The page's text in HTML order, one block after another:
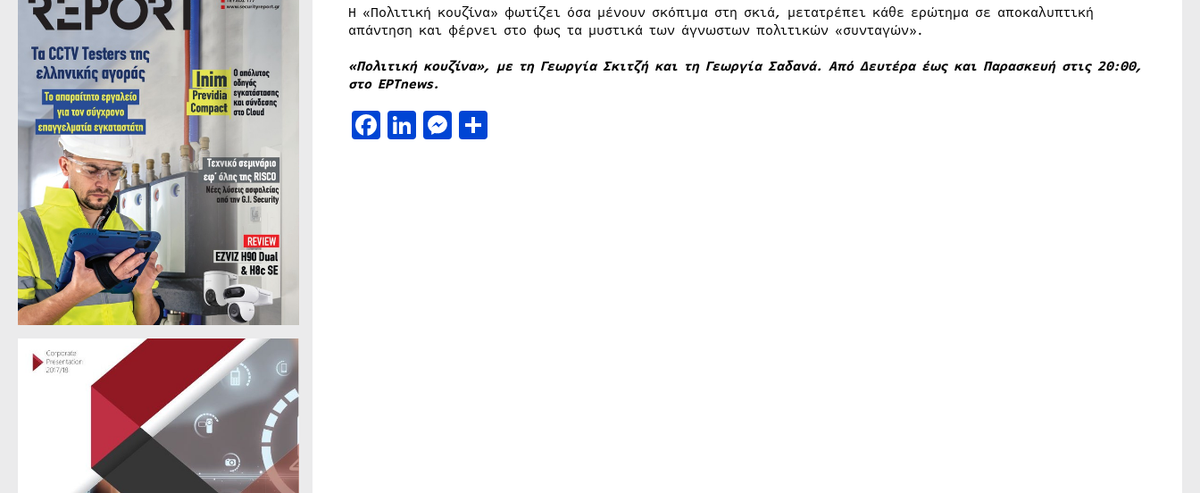
Η «Πολιτική κουζίνα» φωτίζει όσα μένουν σκόπιμα στη σκιά, μετατρέπει κάθε ερώτημα σε αποκαλυπτική
απάντηση και φέρνει στο φως τα μυστικά των άγνωστων πολιτικών «συνταγών».
«Πολιτική κουζίνα», με τη Γεωργία Σκιτζή και τη Γεωργία Σαδανά. Από Δευτέρα έως και Παρασκευή στις 20:00,
στο ΕΡΤnews.
Facebook
LinkedIn
Messenger
Μοιραστείτε